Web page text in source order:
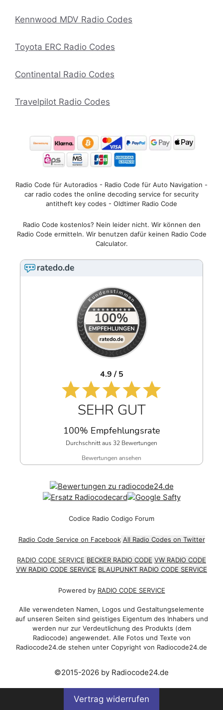
Kennwood MDV Radio Codes
Toyota ERC Radio Codes
Continental Radio Codes
Travelpilot Radio Codes
Radio Code für Autoradios - Radio Code für Auto Navigation -
car radio codes the online decoding service for security
antitheft key codes - Oldtimer Radio Code
Radio Code kostenlos? Nein leider nicht. Wir können den
Radio Code ermitteln. Wir benutzen dafür keinen Radio Code
Calculator.
4.9 / 5
SEHR GUT
100% Empfehlungsrate
Durchschnitt aus 32 Bewertungen
Bewertungen ansehen
Codice Radio Codigo Forum
Radio Code Service on Facebook All Radio Codes on Twitter
RADIO CODE SERVICE BECKER RADIO CODE VW RADIO CODE
VW RADIO CODE SERVICE BLAUPUNKT RADIO CODE SERVICE
Powered by RADIO CODE SERVICE
Alle verwendeten Namen, Logos und Gestaltungselemente
auf unseren Seiten sind geistiges Eigentum des Inhabers und
werden nur zur Verdeutlichung des Produkts (dem
Radiocode) angewendet. Alle Fotos und Texte von
Radiocode24.de stehen unter Copyright von Radiocode24.de
©2015-2026 by Radiocode24.de
Vertrag widerrufen